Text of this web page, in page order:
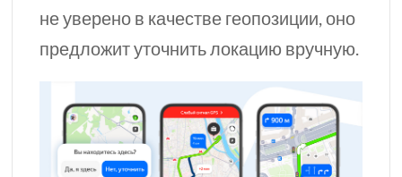
не уверено в качестве геопозиции, оно
предложит уточнить локацию вручную.